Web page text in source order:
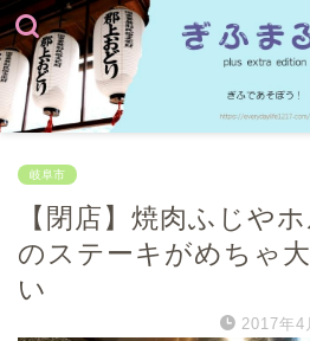
岐阜市
【閉店】焼肉ふじや
のステーキがめちゃ
い
2017年4